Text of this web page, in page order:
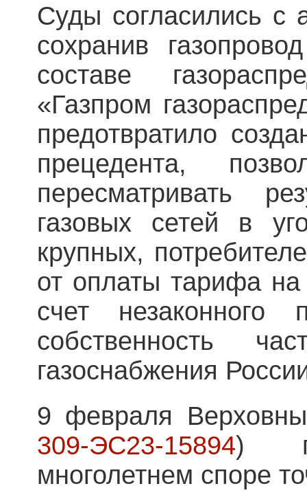
Суды согласились с
сохранив
составе
«Газпром
предотвратило
прецедента,
пересматривать
газовых сетей в
крупных,
от оплаты тарифа на
счет незаконного
собственность
газоснабжения
9 февраля
309-ЭС23-15894)
многолетнем споре